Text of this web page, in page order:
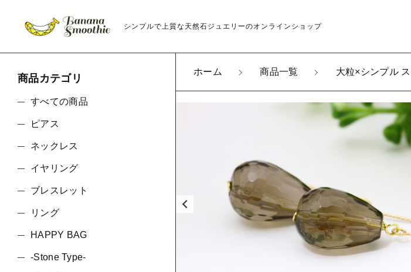
シンプルで上質な天然石ジュエリーのオンラインショップ
ホーム 商品一覧 大粒×シンプル
商品カテゴリ
すべての商品
ピアス
ネックレス
イヤリング
ブレスレット
リング
HAPPY BAG
-Stone Type-
大粒×シンプル スモーキークォーツ
金具
ラッピング
数量